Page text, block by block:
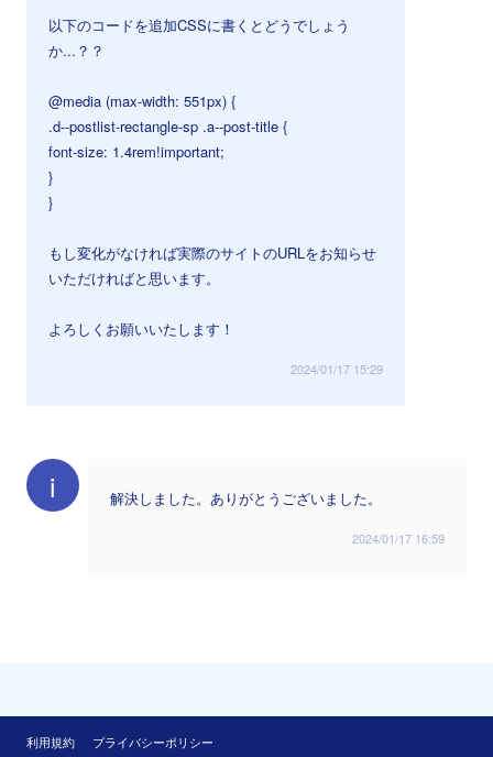
以下のコードを追加CSSに書くとどうでしょう
か...？？
@media (max-width: 551px) {
.d--postlist-rectangle-sp .a--post-title {
font-size: 1.4rem!important;
}
}
もし変化がなければ実際のサイトのURLをお知らせ
いただければと思います。
よろしくお願いいたします！
2024/01/17 15:29
i 解決しました。ありがとうございました。
2024/01/17 16:59
利用規約 プライバシーポリシー